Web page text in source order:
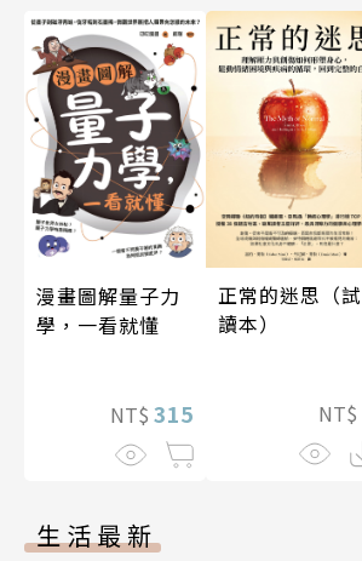
漫畫圖解量子力
學，一看就懂
NT$ 315
正常的迷思（試
讀本）
NT$
生活最新